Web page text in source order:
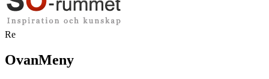
Re
OvanMeny